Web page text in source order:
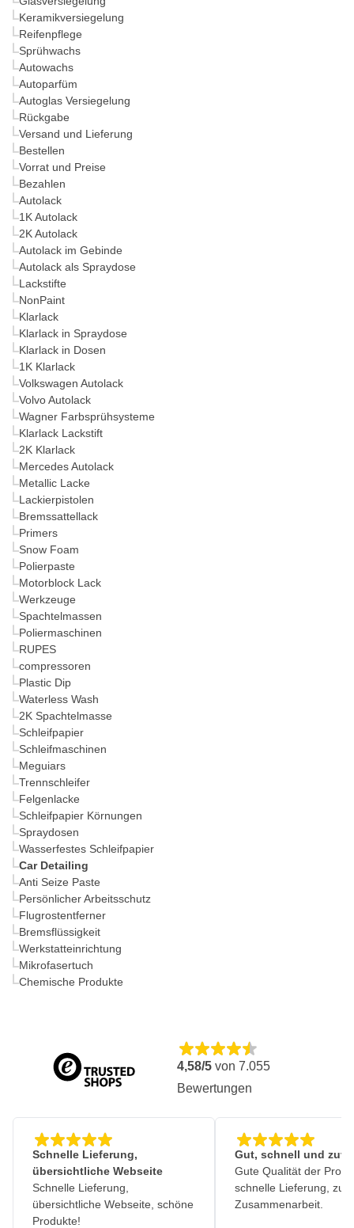
Keramikversiegelung
Reifenpflege
Sprühwachs
Autowachs
Autoparfüm
Autoglas Versiegelung
Rückgabe
Versand und Lieferung
Bestellen
Vorrat und Preise
Bezahlen
Autolack
1K Autolack
2K Autolack
Autolack im Gebinde
Autolack als Spraydose
Lackstifte
NonPaint
Klarlack
Klarlack in Spraydose
Klarlack in Dosen
1K Klarlack
Volkswagen Autolack
Volvo Autolack
Wagner Farbsprühsysteme
Klarlack Lackstift
2K Klarlack
Mercedes Autolack
Metallic Lacke
Lackierpistolen
Bremssattellack
Primers
Snow Foam
Polierpaste
Motorblock Lack
Werkzeuge
Spachtelmassen
Poliermaschinen
RUPES
compressoren
Plastic Dip
Waterless Wash
2K Spachtelmasse
Schleifpapier
Schleifmaschinen
Meguiars
Trennschleifer
Felgenlacke
Schleifpapier Körnungen
Spraydosen
Wasserfestes Schleifpapier
Car Detailing
Anti Seize Paste
Persönlicher Arbeitsschutz
Flugrostentferner
Bremsflüssigkeit
Werkstatteinrichtung
Mikrofasertuch
Chemische Produkte
4,58/5 von 7.055
Bewertungen
Schnelle Lieferung,
übersichtliche Webseite
Schnelle Lieferung,
übersichtliche Webseite, schöne
Produkte!
Gut, schnell und
Gute Qualität der
schnelle Lieferung,
Zusammenarbeit.